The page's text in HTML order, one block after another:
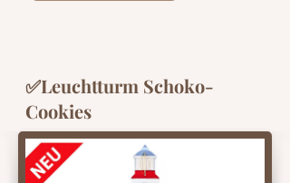
✅Leuchtturm Schoko-
Cookies